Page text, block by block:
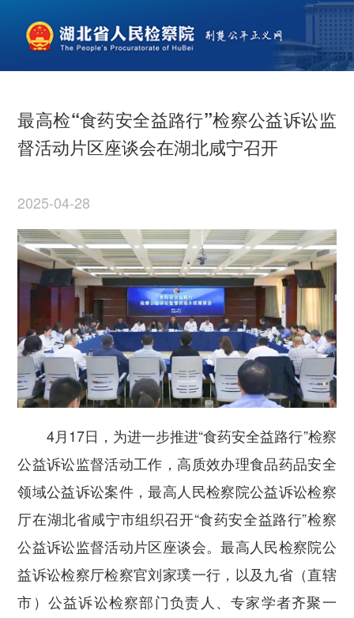
最高检“食药安全益路行”检察公益诉讼监
督活动片区座谈会在湖北咸宁召开
2025-04-28
4月17日，为进一步推进“食药安全益路行”检察
公益诉讼监督活动工作，高质效办理食品药品安全
领域公益诉讼案件，最高人民检察院公益诉讼检察
厅在湖北省咸宁市组织召开“食药安全益路行”检察
公益诉讼监督活动片区座谈会。最高人民检察院公
益诉讼检察厅检察官刘家璞一行，以及九省（直辖
市）公益诉讼检察部门负责人、专家学者齐聚一